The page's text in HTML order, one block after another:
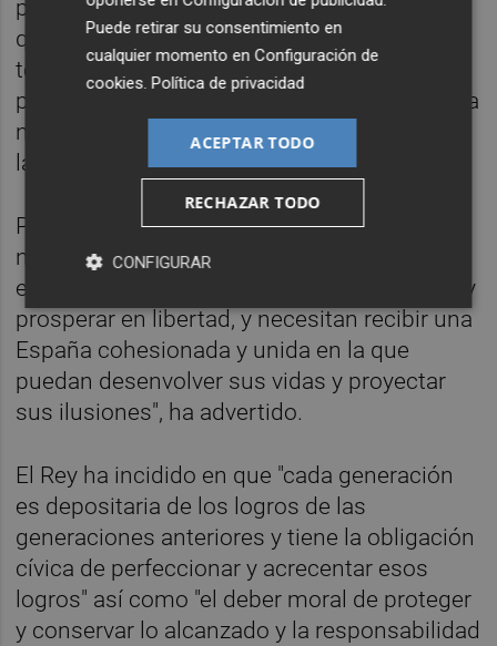
promesa de algo mejor y nuestros jóvenes,
que serán sus protagonistas, aspiran con
todo derecho a esa mejora". Unos jóvenes
para los que, ha puntualizado, "la democracia
no es una aspiración" sino "una realidad" en
la que han nacido y crecido.
Para poder afrontar el futuro con confianza
necesitan "de un marco democrático" como
es la Constitución que "les permita convivir y
prosperar en libertad, y necesitan recibir una
España cohesionada y unida en la que
puedan desenvolver sus vidas y proyectar
sus ilusiones", ha advertido.
El Rey ha incidido en que "cada generación
es depositaria de los logros de las
generaciones anteriores y tiene la obligación
cívica de perfeccionar y acrecentar esos
logros" así como "el deber moral de proteger
y conservar lo alcanzado y la responsabilidad
Puede retirar su consentimiento en
cualquier momento enConfiguración de
cookies .Política de privacidad
ACEPTAR TODO
RECHAZAR TODO
CONFIGURAR